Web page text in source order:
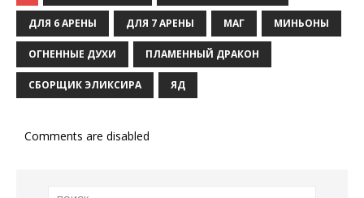
ДЛЯ 6 АРЕНЫ ДЛЯ 7 АРЕНЫ МАГ МИНЬОНЫ
ОГНЕННЫЕ ДУХИ ПЛАМЕННЫЙ ДРАКОН
СБОРЩИК ЭЛИКСИРА ЯД
Comments are disabled